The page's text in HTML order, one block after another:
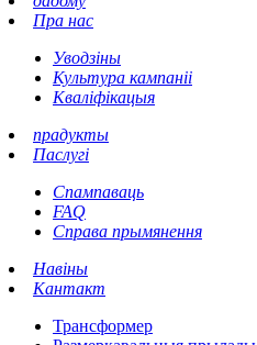
Пра нас
Уводзіны
Культура кампаніі
Кваліфікацыя
прадукты
Паслугі
Спампаваць
FAQ
Справа прымянення
Навіны
Кантакт
Трансформер